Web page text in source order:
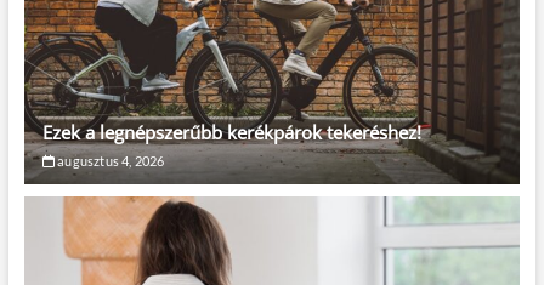
Ezek a legnépszerűbb kerékpárok tekeréshez!
augusztus 4, 2026